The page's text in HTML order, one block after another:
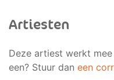
Artiesten
Deze artiest werkt
een? Stuur dan een